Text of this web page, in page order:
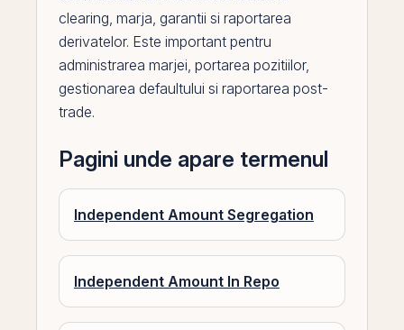
clearing, marja, garantii si raportarea
derivatelor. Este important pentru
administrarea marjei, portarea pozitiilor,
gestionarea defaultului si raportarea post-
trade.
Pagini unde apare termenul
Independent Amount Segregation
Independent Amount In Repo